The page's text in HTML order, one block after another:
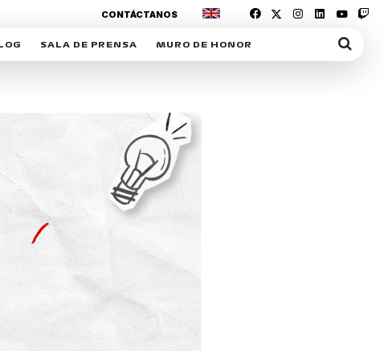
SALA DE PRENSA MURO DE HONOR
CONTÁCTANOS